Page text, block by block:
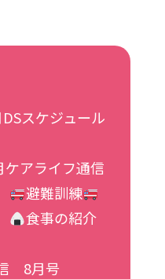
スケジュール
ケアライフ通信
避難訓練
食事の紹介
8月号